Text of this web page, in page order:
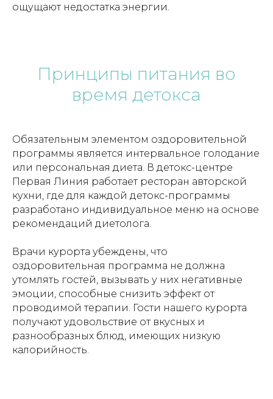
ощущают недостатка энергии.
Принципы питания во
время детокса
Обязательным элементом оздоровительной
программы является интервальное голодание
или персональная диета. В детокс-центре
Первая Линия работает ресторан авторской
кухни, где для каждой детокс-программы
разработано индивидуальное меню на основе
рекомендаций диетолога.
Врачи курорта убеждены, что
оздоровительная программа не должна
утомлять гостей, вызывать у них негативные
эмоции, способные снизить эффект от
проводимой терапии. Гости нашего курорта
получают удовольствие от вкусных и
разнообразных блюд, имеющих низкую
калорийность.